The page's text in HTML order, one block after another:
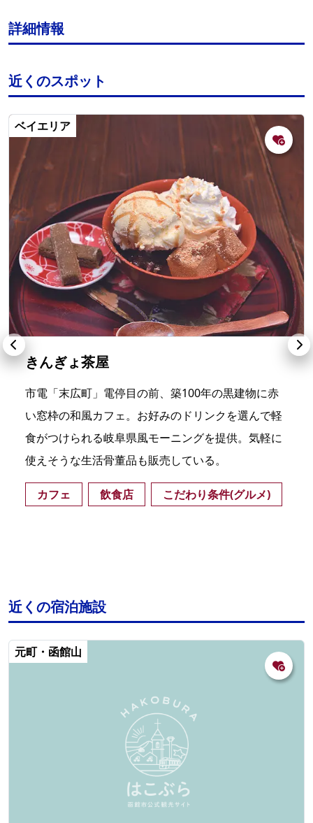
詳細情報
近くのスポット
ベイエリア
きんぎょ茶屋
市電「末広町」電停目の前、築100年の黒建物に赤
い窓枠の和風カフェ。お好みのドリンクを選んで軽
食がつけられる岐阜県風モーニングを提供。気軽に
使えそうな生活骨董品も販売している。
カフェ 飲食店 こだわり条件(グルメ)
近くの宿泊施設
元町・函館山